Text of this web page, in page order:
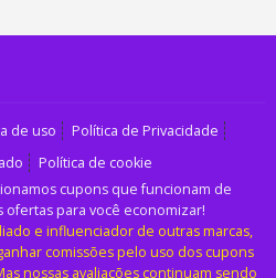
de uso
Política de Privacidade
Política de cookie
cupons que funcionam de
para você economizar!
e influenciador de outras marcas,
comissões pelo uso dos cupons
nossas avaliações continuam sendo